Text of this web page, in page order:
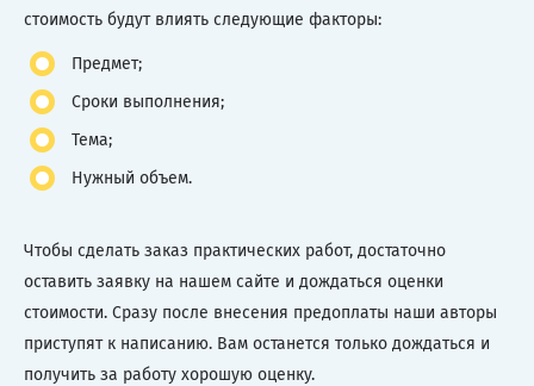
стоимость будут влиять следующие факторы:
Предмет;
Сроки выполнения;
Тема;
Нужный объем.
Чтобы сделать заказ практических работ, достаточно
оставить заявку на нашем сайте и дождаться оценки
стоимости. Сразу после внесения предоплаты наши авторы
приступят к написанию. Вам останется только дождаться и
получить за работу хорошую оценку.